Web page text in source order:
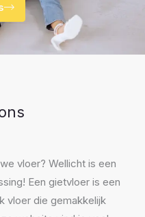
vloer? Wellicht is een
Een gietvloer is een
vloer die gemakkelijk